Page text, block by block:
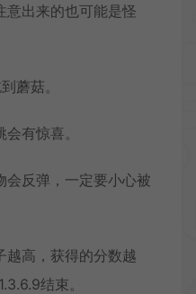
意出来的也可能是怪
蘑菇。
有惊喜。
会反弹，一定要小心被
越高，获得的分数越
结束。